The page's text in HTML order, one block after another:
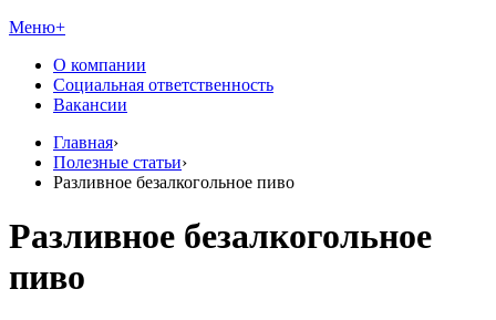
Меню+
О компании
Социальная ответственность
Вакансии
Главная›
Полезные статьи›
Разливное безалкогольное пиво
Разливное безалкогольное
пиво